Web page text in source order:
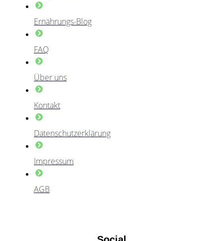
Ernährungs-Blog
FAQ
Über uns
Kontakt
Datenschutzerklärung
Impressum
AGB